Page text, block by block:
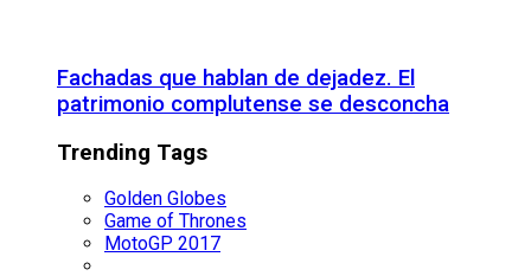
Fachadas que hablan de dejadez. El
patrimonio complutense se desconcha
Trending Tags
Golden Globes
Game of Thrones
MotoGP 2017